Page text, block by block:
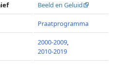
Beeld en Geluid
Praatprogramma
2000-2009,
2010-2019